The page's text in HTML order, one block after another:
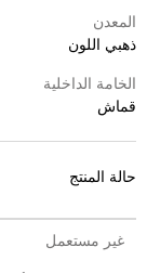
المعدن
ذهبي اللون
الخامة الداخلية
قماش
حالة المنتج
غير مستعمل